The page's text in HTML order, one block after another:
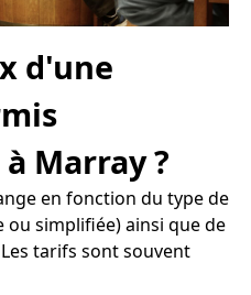
d'une
Marray ?
en fonction du type de
simplifiée) ainsi que de
tarifs sont souvent